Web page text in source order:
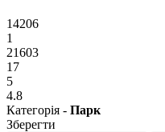
14206
1
21603
17
5
4.8
Категорія - Парк
Зберегти